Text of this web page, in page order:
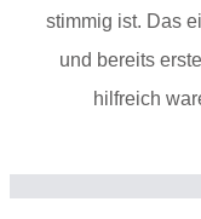
stimmig ist. Das
und bereits
hilfreich